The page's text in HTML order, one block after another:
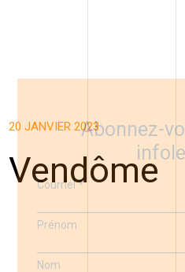
20 JANVIER 2023
Vendôme
Abonnez-
Courriel*
Prénom
Nom